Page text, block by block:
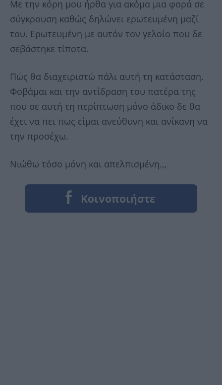
Με την κόρη μου ήρθα για ακόμα μια φορά σε
σύγκρουση καθώς δηλώνει ερωτευμένη μαζί
του. Ερωτευμένη με αυτόν τον γελοίο που δε
σεβάστηκε τίποτα.
Πώς θα διαχειριστώ πάλι αυτή τη κατάσταση.
Φοβάμαι και την αντίδραση του πατέρα της
που σε αυτή τη περίπτωση μόνο άδικο δε θα
έχει να πει πως είμαι ανεύθυνη και ανίκανη να
την προσέχω.
Νιώθω τόσο μόνη και απελπισμένη.,,